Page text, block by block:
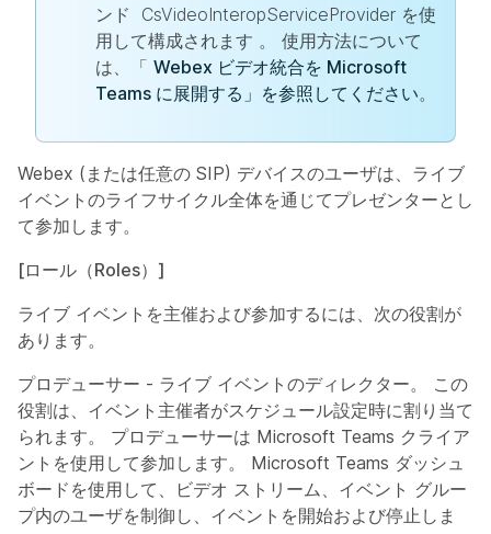
ンド
CsVideoInteropServiceProvider を使
用して構成されます 。 使用方法について
は、「 Webex ビデオ統合を Microsoft
Teams に展開する」を参照してください。
Webex (または任意の SIP) デバイスのユーザは、ライブ
イベントのライフサイクル全体を通じてプレゼンターとし
て参加します。
[ロール（Roles）]
ライブ イベントを主催および参加するには、次の役割が
あります。
プロデューサー - ライブ イベントのディレクター。 この
役割は、イベント主催者がスケジュール設定時に割り当て
られます。 プロデューサーは Microsoft Teams クライア
ントを使用して参加します。 Microsoft Teams ダッシュ
ボードを使用して、ビデオ ストリーム、イベント グルー
プ内のユーザを制御し、イベントを開始および停止しま